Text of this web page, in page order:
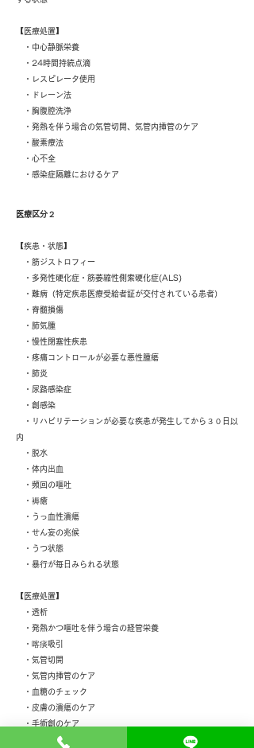
【医療処置】
・中心静脈栄養
・24時間持続点滴
・レスピレータ使用
・ドレーン法
・胸腹腔洗浄
・発熱を伴う場合の気管切開、気管内挿管のケア
・酸素療法
・心不全
・感染症隔離におけるケア
医療区分２
【疾患・状態】
・筋ジストロフィー
・多発性硬化症・筋萎縮性側索硬化症(ALS)
・難病（特定疾患医療受給者証が交付されている患者）
・脊髄損傷
・肺気腫
・慢性閉塞性疾患
・疼痛コントロールが必要な悪性腫瘍
・肺炎
・尿路感染症
・創感染
・リハビリテーションが必要な疾患が発生してから３０日以
内
・脱水
・体内出血
・頻回の嘔吐
・褥瘡
・うっ血性潰瘍
​ ・せん妄の兆候
・うつ状態
・暴行が毎日みられる状態
【医療処置】
・透析
・発熱かつ嘔吐を伴う場合の経管栄養
・喀痰吸引
・気管切開
・気管内挿管のケア
・血糖のチェック
・皮膚の潰瘍のケア
・手術創のケア
・創傷処置